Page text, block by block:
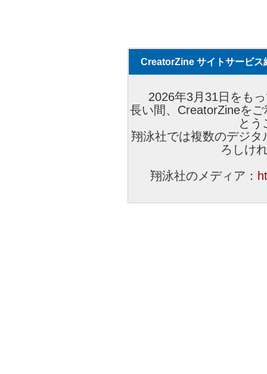
CreatorZine サイトサービス
2026年3月31日をも
長い間、CreatorZineを
とう
翔泳社では複数のデジ
ろしけ
翔泳社のメディア：